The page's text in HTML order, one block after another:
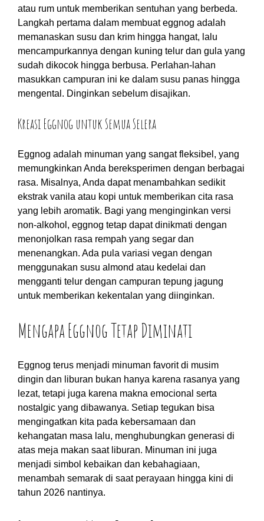
atau rum untuk memberikan sentuhan yang berbeda.
Langkah pertama dalam membuat eggnog adalah
memanaskan susu dan krim hingga hangat, lalu
mencampurkannya dengan kuning telur dan gula yang
sudah dikocok hingga berbusa. Perlahan-lahan
masukkan campuran ini ke dalam susu panas hingga
mengental. Dinginkan sebelum disajikan.
Kreasi Eggnog untuk Semua Selera
Eggnog adalah minuman yang sangat fleksibel, yang
memungkinkan Anda bereksperimen dengan berbagai
rasa. Misalnya, Anda dapat menambahkan sedikit
ekstrak vanila atau kopi untuk memberikan cita rasa
yang lebih aromatik. Bagi yang menginginkan versi
non-alkohol, eggnog tetap dapat dinikmati dengan
menonjolkan rasa rempah yang segar dan
menenangkan. Ada pula variasi vegan dengan
menggunakan susu almond atau kedelai dan
mengganti telur dengan campuran tepung jagung
untuk memberikan kekentalan yang diinginkan.
Mengapa Eggnog Tetap Diminati
Eggnog terus menjadi minuman favorit di musim
dingin dan liburan bukan hanya karena rasanya yang
lezat, tetapi juga karena makna emocional serta
nostalgic yang dibawanya. Setiap tegukan bisa
mengingatkan kita pada kebersamaan dan
kehangatan masa lalu, menghubungkan generasi di
atas meja makan saat liburan. Minuman ini juga
menjadi simbol kebaikan dan kebahagiaan,
menambah semarak di saat perayaan hingga kini di
tahun 2026 nantinya.